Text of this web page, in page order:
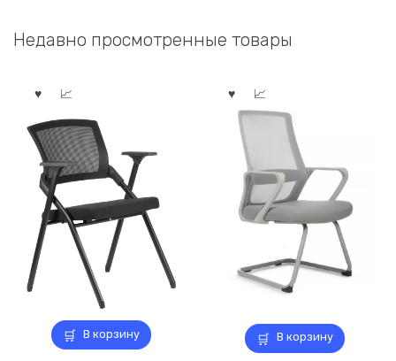
890,00 ₽.
290,00 ₽.
Недавно просмотренные товары
В корзину В корзину